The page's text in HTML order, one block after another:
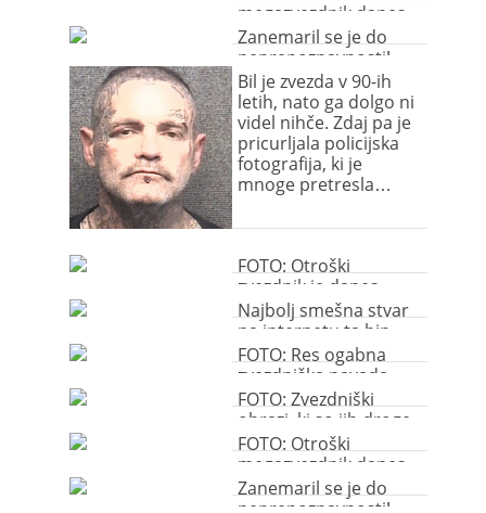
megazvezdnik danes
neprepoznaven
Zanemaril se je do
neprepoznavnosti!
Bil je zvezda v 90-ih
letih, nato ga dolgo ni
videl nihče. Zdaj pa je
pricurljala policijska
fotografija, ki je
mnoge pretresla…
FOTO: Otroški
zvezdnik je danes
neprepoznaven!
Najbolj smešna stvar
na internetu ta hip
FOTO: Res ogabna
zvezdniška navada
FOTO: Zvezdniški
obrazi, ki so jih droge
vidno spremenile
FOTO: Otroški
megazvezdnik danes
neprepoznaven
Zanemaril se je do